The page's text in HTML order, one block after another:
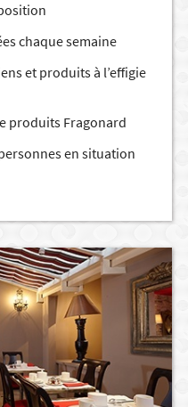
chaque semaine
et produits à l’effigie
produits Fragonard
en situation